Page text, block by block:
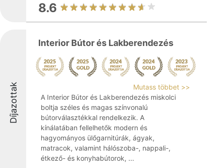
8.6
Díjazottak
Interior Bútor és Lakberendezés
Mutass többet >>
A Interior Bútor és Lakberendezés miskolci
boltja széles és magas színvonalú
bútorválasztékkal rendelkezik. A
kínálatában fellelhetők modern és
hagyományos ülőgarnitúrák, ágyak,
matracok, valamint hálószoba-, nappali-,
étkező- és konyhabútorok, ...